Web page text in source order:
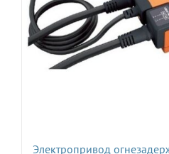
Электропривод